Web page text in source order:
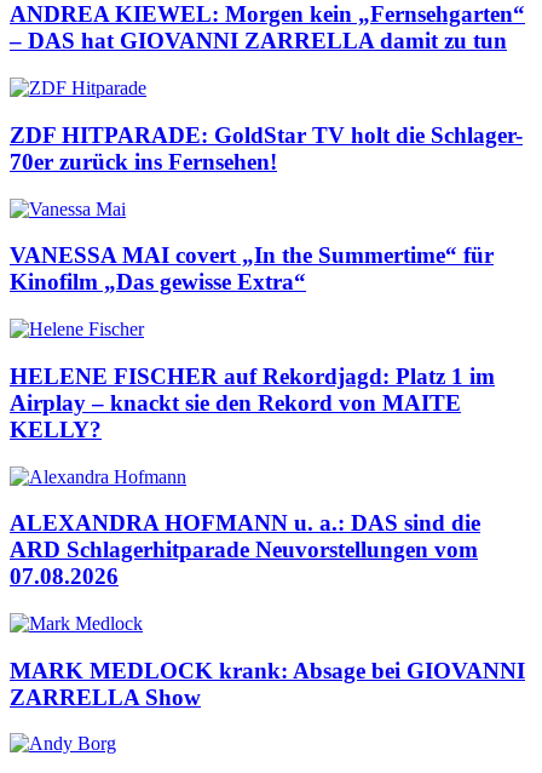
ANDREA KIEWEL: Morgen kein „Fernsehgarten“
– DAS hat GIOVANNI ZARRELLA damit zu tun
ZDF HITPARADE: GoldStar TV holt die Schlager-
70er zurück ins Fernsehen!
VANESSA MAI covert „In the Summertime“ für
Kinofilm „Das gewisse Extra“
HELENE FISCHER auf Rekordjagd: Platz 1 im
Airplay – knackt sie den Rekord von MAITE
KELLY?
ALEXANDRA HOFMANN u. a.: DAS sind die
ARD Schlagerhitparade Neuvorstellungen vom
07.08.2026
MARK MEDLOCK krank: Absage bei GIOVANNI
ZARRELLA Show